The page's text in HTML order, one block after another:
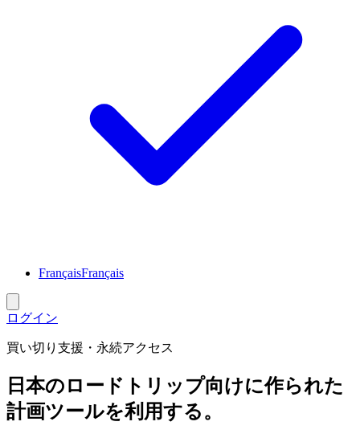
FrançaisFrançais
ログイン
買い切り支援・永続アクセス
日本のロードトリップ向けに作られた
計画ツールを利用する。